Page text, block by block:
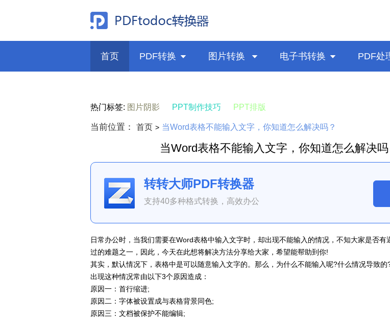
首页 PDF转换  图片转换  电子书转换  PDF处
热门标签: 图片阴影 PPT制作技巧 PPT排版
当前位置： 首页 > 当Word表格不能输入文字，你知道怎么解决吗？
当Word表格不能输入文字，你知道怎么解决吗
转转大师PDF转换器
支持40多种格式转换，高效办公
日常办公时，当我们需要在Word表格中输入文字时，却出现不能输入的情况，不知大家是否有
过的难题之一，因此，今天在此想将解决方法分享给大家，希望能帮助到你!
其实，默认情况下，表格中是可以随意输入文字的。那么，为什么不能输入呢?什么情况导致的
出现这种情况常由以下3个原因造成：
原因一：首行缩进;
原因二：字体被设置成与表格背景同色;
原因三：文档被保护不能编辑;